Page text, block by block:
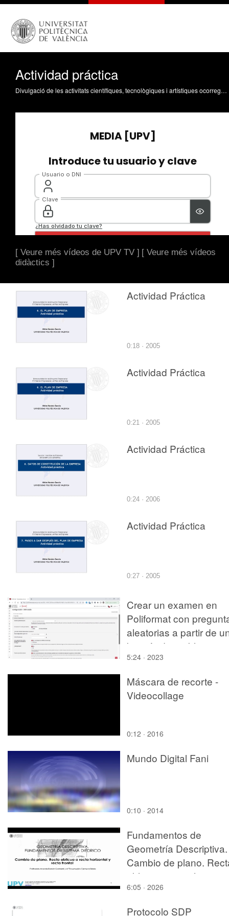
Actividad práctica
Divulgació de les activitats científiques, tecnològiques i artístiques ocorregudes en els tres campus de la UPV
[ Veure més vídeos de UPV TV ] [ Veure més vídeos
didàctics ]
Actividad Práctica
0:18 · 2005
Actividad Práctica
0:21 · 2005
Actividad Práctica
0:24 · 2006
Actividad Práctica
0:27 · 2005
Crear un examen en
Poliformat con
aleatorias a partir de
batería de problemas
5:24 · 2023
Máscara de recorte -
Videocollage
0:12 · 2016
Mundo Digital Fani
0:10 · 2014
Fundamentos de
Geometría Descriptiva.
Cambio de plano.
oblicua a recta
y recta frontal
6:05 · 2026
Protocolo SDP